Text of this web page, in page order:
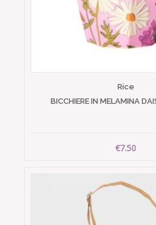
Rice
BICCHIERE IN MELAMINA
€7.50